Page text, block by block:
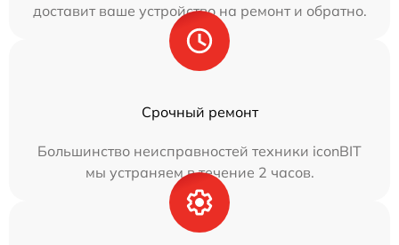
доставит ваше устройство на ремонт и обратно.
Срочный ремонт
Большинство неисправностей техники iconBIT
мы устраняем в течение 2 часов.